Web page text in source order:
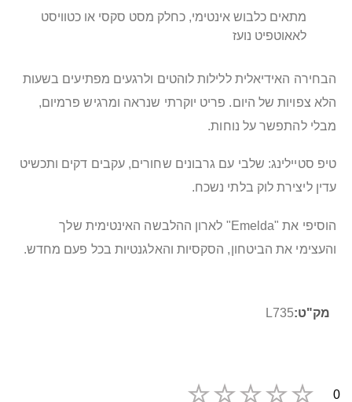
מתאים כלבוש אינטימי, כחלק מסט סקסי או כטוויסט
לאאוטפיט נועז
הבחירה האידיאלית ללילות לוהטים ולרגעים מפתיעים בשעות
הלא צפויות של היום. פריט יוקרתי שנראה ומרגיש פרמיום,
מבלי להתפשר על נוחות.
טיפ סטיילינג: שלבי עם גרבונים שחורים, עקבים דקים ותכשיט
עדין ליצירת לוק בלתי נשכח.
הוסיפי את "Emelda" לארון ההלבשה האינטימית שלך
והעצימי את הביטחון, הסקסיות והאלגנטיות בכל פעם מחדש.
מידע
L735
0